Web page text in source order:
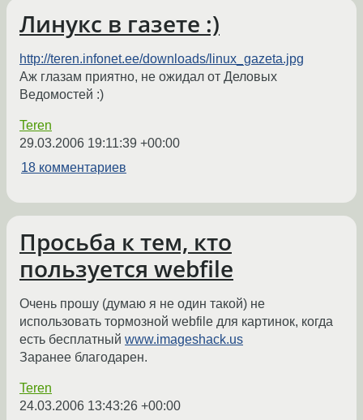
Линукс в газете :)
http://teren.infonet.ee/downloads/linux_gazeta.jpg
Аж глазам приятно, не ожидал от Деловых
Ведомостей :)
Teren
29.03.2006 19:11:39 +00:00
18 комментариев
Просьба к тем, кто
пользуется webfile
Очень прошу (думаю я не один такой) не
использовать тормозной webfile для картинок, когда
есть бесплатный www.imageshack.us
Заранее благодарен.
Teren
24.03.2006 13:43:26 +00:00